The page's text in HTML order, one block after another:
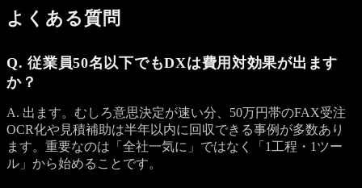
よくある質問
Q. 従業員50名以下でもDXは費用対効果が出ます
か？
A. 出ます。むしろ意思決定が速い分、50万円帯のFAX受注
OCR化や見積補助は半年以内に回収できる事例が多数あり
ます。重要なのは「全社一気に」ではなく「1工程・1ツー
ル」から始めることです。